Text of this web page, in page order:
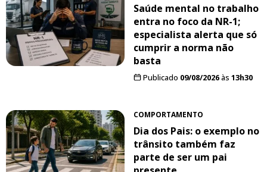
Saúde mental no trabalho
entra no foco da NR-1;
especialista alerta que só
cumprir a norma não
basta
Publicado 09/08/2026às 13h30
COMPORTAMENTO
Dia dos Pais: o exemplo no
trânsito também faz
parte de ser um pai